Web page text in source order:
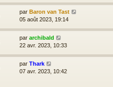
par Baron van Tast
05 août 2023, 19:14
par archibald
22 avr. 2023, 10:33
par Thark
07 avr. 2023, 10:42